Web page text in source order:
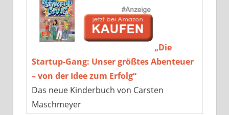
„Die
Startup-Gang: Unser größtes Abenteuer
– von der Idee zum Erfolg“
Das neue Kinderbuch von Carsten
Maschmeyer